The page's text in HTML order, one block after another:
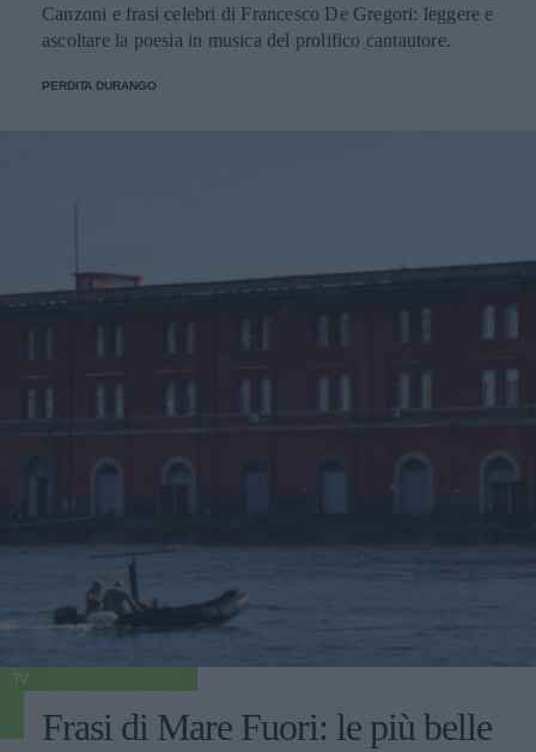
Canzoni e frasi celebri di Francesco De Gregori: leggere e
ascoltare la poesia in musica del prolifico cantautore.
PERDITA DURANGO
TV
Frasi di Mare Fuori: le più belle